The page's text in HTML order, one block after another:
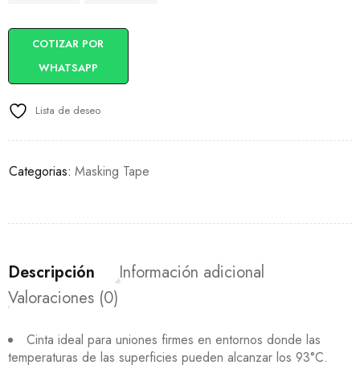
COTIZAR POR
WHATSAPP
Lista de deseo
Categorias: Masking Tape
Descripción
Información adicional
Valoraciones (0)
Cinta ideal para uniones firmes en entornos donde las
temperaturas de las superficies pueden alcanzar los 93°C.